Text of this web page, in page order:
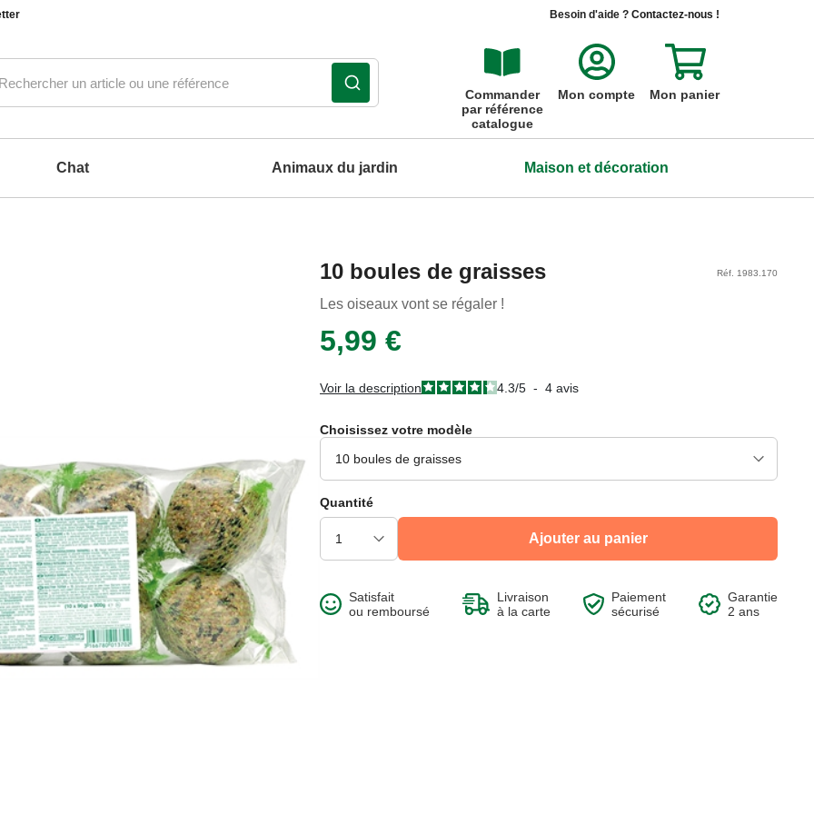
Besoin d'aide ? Contactez-nous !
Commander
par référence
catalogue
Mon compte Mon panier
Pierre d'apprentissage propreté
19,99 €
Voir le produit
Chat
Comprimés IntestoPro pour chats
18,99 €
Voir le produit
Animaux du jardin
Mangeoire fenêtre
12,99 €
Voir le produit
Maison et décoration
Pot à plante Teckel
Voir le produit
10 boules de graisses
Les oiseaux vont se régaler !
Réf. 1983.170
5,99 €
Voir la description 4.3/5 - 4 avis
Choisissez votre modèle
Quantité
Ajouter au panier
Satisfait
ou remboursé
Livraison
à la carte
Paiement
sécurisé
Garantie
2 ans